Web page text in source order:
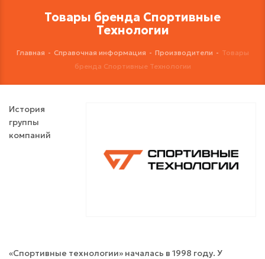
Товары бренда Спортивные
Технологии
Главная - Справочная информация - Производители - Товары
бренда Спортивные Технологии
История
группы
компаний
«Спортивные технологии» началась в 1998 году. У